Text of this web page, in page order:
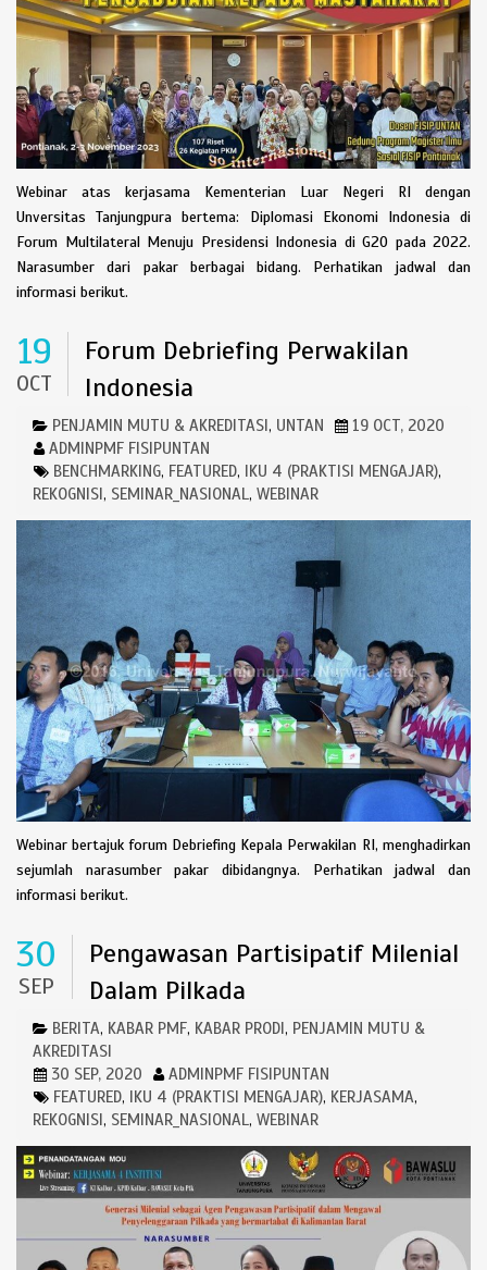
Webinar atas kerjasama Kementerian Luar Negeri RI dengan
Unversitas Tanjungpura bertema: Diplomasi Ekonomi Indonesia di
Forum Multilateral Menuju Presidensi Indonesia di G20 pada 2022.
Narasumber dari pakar berbagai bidang. Perhatikan jadwal dan
informasi berikut.
19
OCT
Forum Debriefing Perwakilan
Indonesia
PENJAMIN MUTU & AKREDITASI, UNTAN
19 OCT, 2020
ADMINPMF FISIPUNTAN
BENCHMARKING, FEATURED, IKU 4 (PRAKTISI MENGAJAR),
REKOGNISI, SEMINAR_NASIONAL, WEBINAR
Webinar bertajuk forum Debriefing Kepala Perwakilan RI, menghadirkan
sejumlah narasumber pakar dibidangnya. Perhatikan jadwal dan
informasi berikut.
30
SEP
Pengawasan Partisipatif Milenial
Dalam Pilkada
BERITA, KABAR PMF, KABAR PRODI, PENJAMIN MUTU &
AKREDITASI
30 SEP, 2020
ADMINPMF FISIPUNTAN
FEATURED, IKU 4 (PRAKTISI MENGAJAR), KERJASAMA,
REKOGNISI, SEMINAR_NASIONAL, WEBINAR